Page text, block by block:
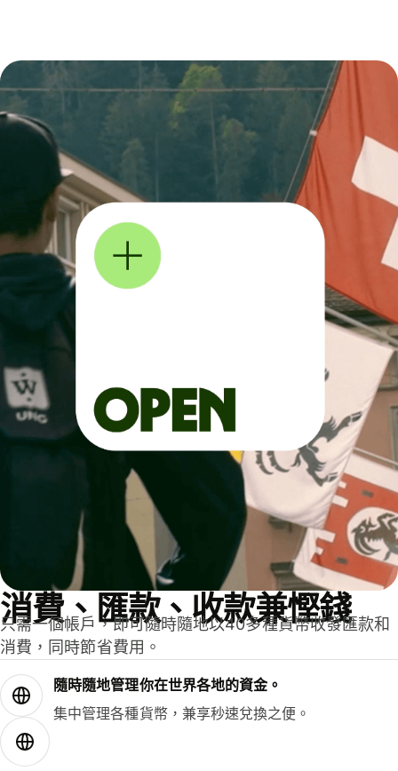
消費、匯款、收款兼慳錢
只需一個帳戶，即可隨時隨地以40多種貨幣收發匯款和
消費，同時節省費用。
隨時隨地管理你在世界各地的資金。
集中管理各種貨幣，兼享秒速兌換之便。